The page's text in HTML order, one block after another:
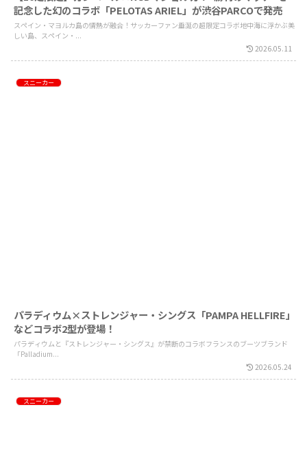
記念した幻のコラボ「PELOTAS ARIEL」が渋谷PARCOで発売
スペイン・マヨルカ島の情熱が融合！サッカーファン垂涎の超限定コラボ地中海に浮かぶ美
しい島、スペイン・...
2026.05.11
スニーカー
パラディウム×ストレンジャー・シングス「PAMPA HELLFIRE」
などコラボ2型が登場！
パラディウムと『ストレンジャー・シングス』が禁断のコラボフランスのブーツブランド
「Palladium...
2026.05.24
スニーカー